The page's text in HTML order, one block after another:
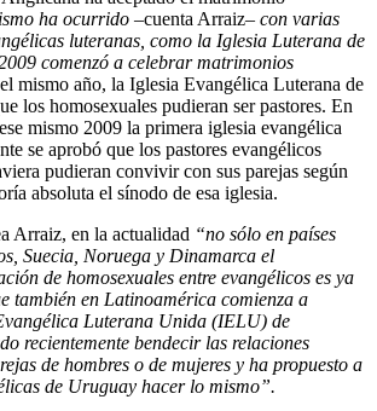
ha ocurrido –cuenta Arraiz– con varias
luteranas, como la Iglesia Luterana de
comenzó a celebrar matrimonios
mismo año, la Iglesia Evangélica Luterana de
los homosexuales pudieran ser pastores. En
mismo 2009 la primera iglesia evangélica
se aprobó que los pastores evangélicos
pudieran convivir con sus parejas según
absoluta el sínodo de esa iglesia.
Arraiz, en la actualidad “no sólo en países
Suecia, Noruega y Dinamarca el
de homosexuales entre evangélicos es ya
también en Latinoamérica comienza a
Luterana Unida (IELU) de
recientemente bendecir las relaciones
de hombres o de mujeres y ha propuesto a
de Uruguay hacer lo mismo”.